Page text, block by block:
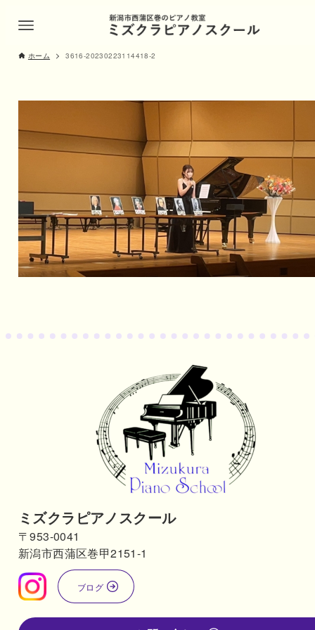
ホーム 3616-20230223114418-2
ミズクラピアノスクール
〒953-0041
新潟市西蒲区巻甲2151-1
ブログ